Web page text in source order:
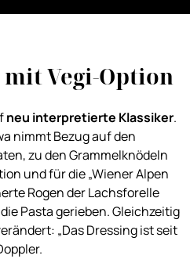
Vegi-Option
neu interpretierte Klassiker.
nimmt Bezug auf den
zu den Grammelknödeln
und für die „Wiener Alpen
Rogen der Lachsforelle
Pasta gerieben. Gleichzeitig
„Das Dressing ist seit